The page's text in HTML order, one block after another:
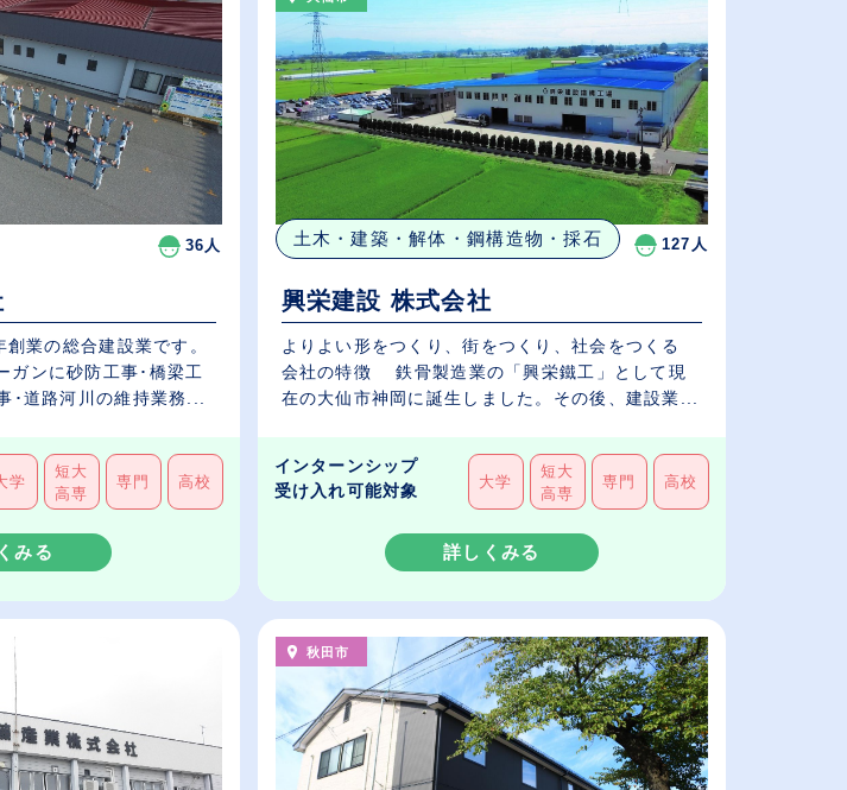
36人
業の総合建設業です。
ガンに砂防工事･橋梁工
･道路河川の維持業務...
学
短大
高専
専門 高校
みる
土木・建築・解体・鋼構造物・採石 127人
興栄建設 株式会社
よりよい形をつくり、街をつくり、社会をつくる
会社の特徴 鉄骨製造業の「興栄鐵工」として現
在の大仙市神岡に誕生しました。その後、建設業...
インターンシップ
受け入れ可能対象
大学
短大
高専
専門 高校
詳しくみる
秋田市